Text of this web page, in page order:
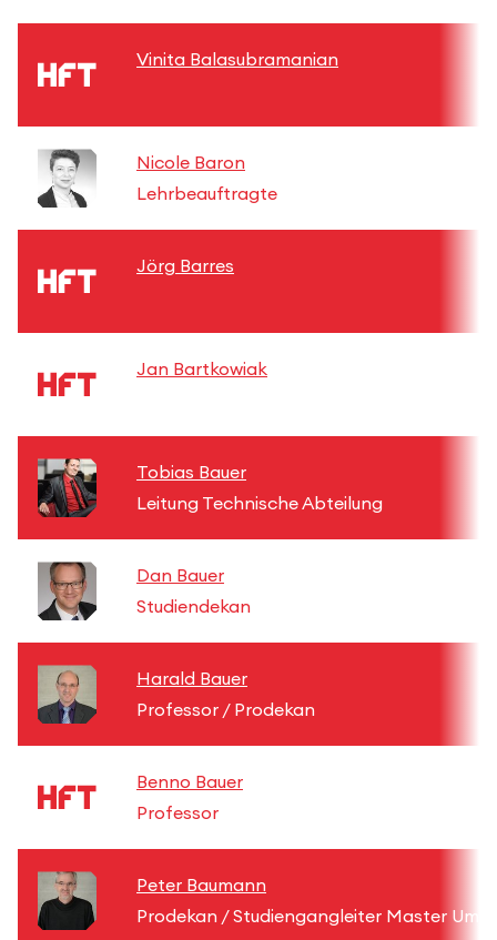
Vinita Balasubramanian
Nicole Baron
Lehrbeauftragte
Jörg Barres
Jan Bartkowiak
Tobias Bauer
Leitung Technische Abteilung
Dan Bauer
Studiendekan
Harald Bauer
Professor / Prodekan
Benno Bauer
Professor
Peter Baumann
Prodekan / Studiengangleiter Master